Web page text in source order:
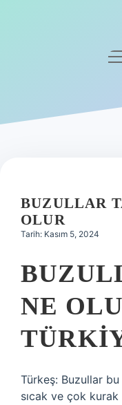
Hakkımızda
BUZULLAR
OLUR
Tarih: Kasım 5, 2024
NE
Türkeş: Buzullar
sıcak ve çok